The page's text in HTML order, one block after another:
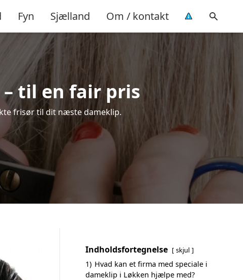
Fyn Sjælland Om / kontakt
til en fair pris
frisør til dit næste dameklip.
Indholdsfortegnelse skjul
1) Hvad kan et firma med speciale i
dameklip i Løkken hjælpe med?